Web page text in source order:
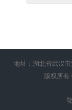
地址：湖北省武汉
版权所有